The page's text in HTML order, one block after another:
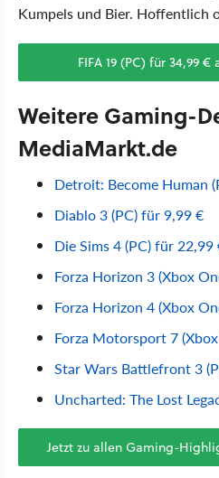
Kumpels und Bier. Hoffentlich
FIFA 19 (PC) für 34,99
Weitere Gaming-
MediaMarkt.de
Detroit: Become Human
Diablo 3 (PC) für 9,99 €
Die Sims 4 (PC) für 22,99
Forza Horizon 3 (Xbox
Forza Horizon 4 (Xbox
Forza Motorsport 7
Star Wars Battlefront 3
Uncharted: The Lost
Jetzt zu allen Gaming-